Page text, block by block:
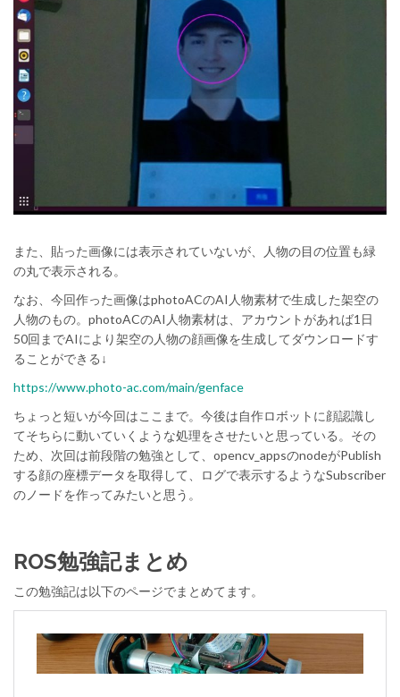
また、貼った画像には表示されていないが、人物の目の位置も緑
の丸で表示される。
なお、今回作った画像はphotoACのAI人物素材で生成した架空の
人物のもの。photoACのAI人物素材は、アカウントがあれば1日
50回までAIにより架空の人物の顔画像を生成してダウンロードす
ることができる↓
https://www.photo-ac.com/main/genface
ちょっと短いが今回はここまで。今後は自作ロボットに顔認識し
てそちらに動いていくような処理をさせたいと思っている。その
ため、次回は前段階の勉強として、opencv_appsのnodeがPublish
する顔の座標データを取得して、ログで表示するようなSubscriber
のノードを作ってみたいと思う。
ROS勉強記まとめ
この勉強記は以下のページでまとめてます。